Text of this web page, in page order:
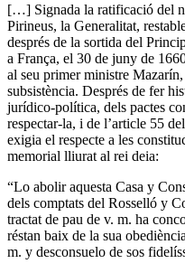
[…] Signada la ratificació del
Pirineus, la Generalitat,
després de la sortida del
a França, el 30 de juny de
al seu primer ministre
subsistència. Després de fer
jurídico-política, dels pactes
respectar-la, i de l’article 55
exigia el respecte a les
memorial lliurat al rei deia:
“Lo abolir aquesta Casa y
dels comptats del Rosselló y
tractat de pau de v. m. ha
réstan baix de la sua
m. y desconsuelo de sos